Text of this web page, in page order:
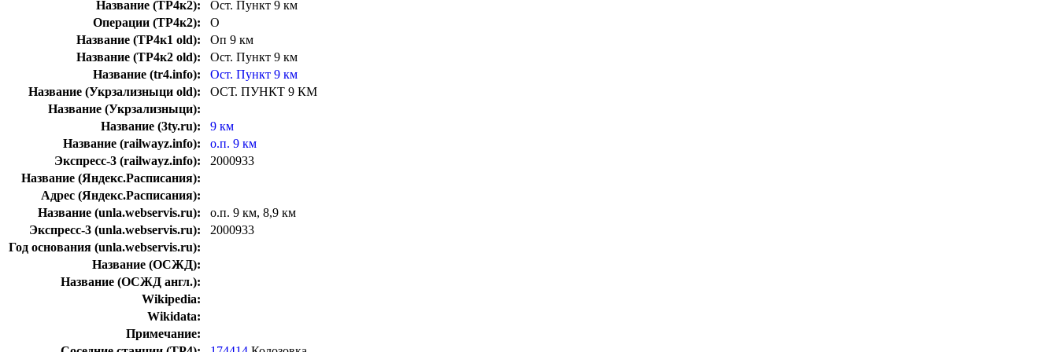
Название (ТР4к2):
Ост. Пункт 9 км
Операции (ТР4к2):
О
Название (ТР4к1 old):
Оп 9 км
Название (ТР4к2 old):
Ост. Пункт 9 км
Название (tr4.info):
Ост. Пункт 9 км
Название (Укрзализныци old):
ОСТ. ПУНКТ 9 КМ
Название (Укрзализныци):
Название (3ty.ru):
9 км
Название (railwayz.info):
о.п. 9 км
Экспресс-3 (railwayz.info):
2000933
Название (Яндекс.Расписания):
Адрес (Яндекс.Расписания):
Название (unla.webservis.ru):
о.п. 9 км, 8,9 км
Экспресс-3 (unla.webservis.ru):
2000933
Год основания (unla.webservis.ru):
Название (ОСЖД):
Название (ОСЖД англ.):
Wikipedia:
Wikidata:
Примечание: